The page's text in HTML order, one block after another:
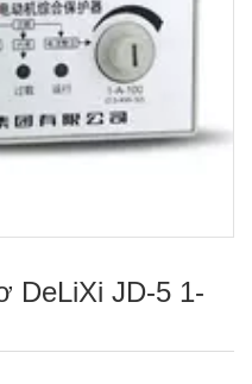
DeLiXi JD-5 1-